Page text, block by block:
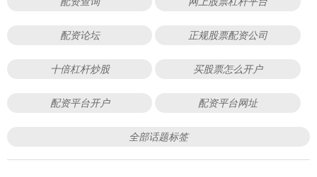
配资论坛 正规股票配资公司
十倍杠杆炒股 买股票怎么开户
配资平台开户 配资平台网址
全部话题标签